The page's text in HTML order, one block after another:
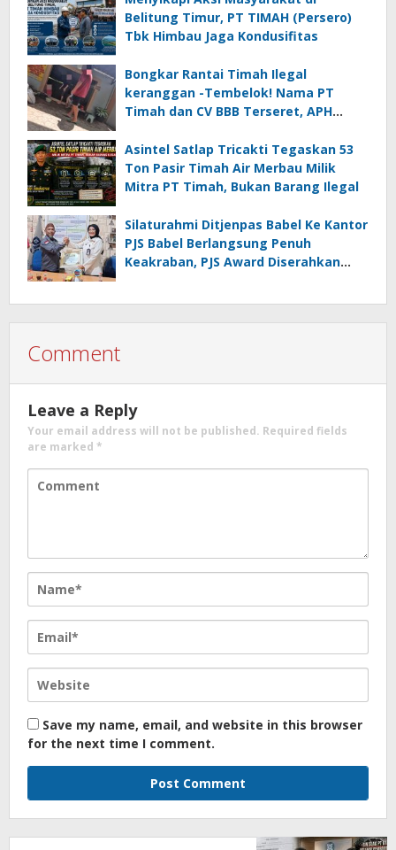
Belitung Timur, PT TIMAH (Persero)
Tbk Himbau Jaga Kondusifitas
Bongkar Rantai Timah Ilegal
keranggan -Tembelok! Nama PT
Timah dan CV BBB Terseret, APH
Asintel Satlap Tricakti Tegaskan 53
Ton Pasir Timah Air Merbau Milik
Mitra PT Timah, Bukan Barang Ilegal
Silaturahmi Ditjenpas Babel Ke Kantor
PJS Babel Berlangsung Penuh
Keakraban, PJS Award Diserahkan
Comment
Leave a Reply
Your email address will not be published. Required fields
are marked *
Save my name, email, and website in this browser
for the next time I comment.